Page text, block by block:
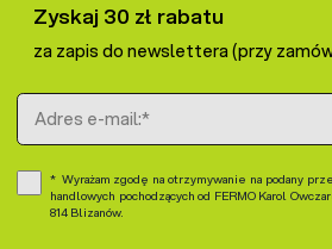
Zyskaj 30 zł rabatu
za zapis do newslettera (przy
Adres e-mail
Wyrażam zgodę na otrzymywanie na podany
handlowych pochodzących od FERMO Karol
814 Blizanów.